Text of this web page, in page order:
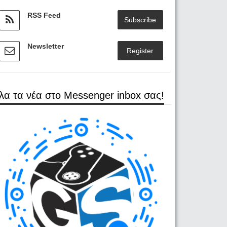
RSS Feed
Subscribe
Newsletter
Register
τα νέα στο Messenger inbox σας!